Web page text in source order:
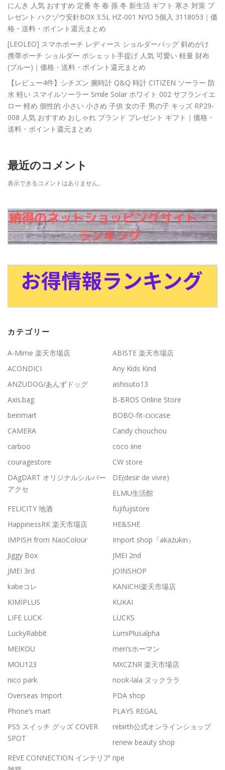
にんき 人気 おすすめ 定番 冬 春 孫 冬 新生活 ギフト 寒さ 対策 プ
レゼント ハクゾウ安針BOX 3.5L HZ-001 NYO 5個入 3118053｜価
格・送料・ポイント還元まとめ
[LEOLEO] スマホポーチ レディース ショルダーバッグ 斜めがけ
携帯ポーチ ショルダー ポシェット手提げ 人気 可愛い 軽量 財布
(ブルー)｜価格・送料・ポイント還元まとめ
【レビュー4件】シチズン 腕時計 Q&Q 時計 CITIZEN ソーラー 防
水 軽い スマイルソーラー Smile Solar ホワイト 002 サフランイエ
ロー 軽め 個性的 小さい 小さめ 子供 女の子 男の子 キッズ RP29-
008 人気 おすすめ おしゃれ ブランド プレゼント ギフト｜価格・
送料・ポイント還元まとめ
最近のコメント
表示できるコメントはありません。
カテゴリー
A-Mime 楽天市場店
ABISTE 楽天市場店
ACONDICI
Any Kids Kind
ANZUDOG/あんずドッグ
ashisuto13
Axis.bag
B-BROS Online Store
beinmart
BOBO-fit-cicicase
CAMERA
Candy chouchou
carboo
coco iine
couragestore
CW store
DAgDART オリジナルシルバー
アクセ
DE(desir de vivre)
ELMU生活館
FELICITY 地酒
fujifujistore
HappinessRK 楽天市場店
HE&SHE
IMPISH from NaoColour
Import shop『akazukin』
Jiggy Box
JMEI 2nd
JMEI 3rd
JOINSHOP
kabeコレ
KANICHI楽天市場店
KIMIPLUS
KUKAI
LIFE LUCK
LUCKS
LuckyRabbit
LumiPlusalpha
MEIKOU
men’sホーマン
MOU123
MXCZNR 楽天市場店
nico park
nook-lala ヌックララ
Overseas Import
PDA shop
Phone’s mart
PLAYS REGAL
PS5 スイッチ グッズ COVER
SPOT
rebirth公式オンラインショップ
renew beauty shop
REVE CONNECTION インテリア ripe